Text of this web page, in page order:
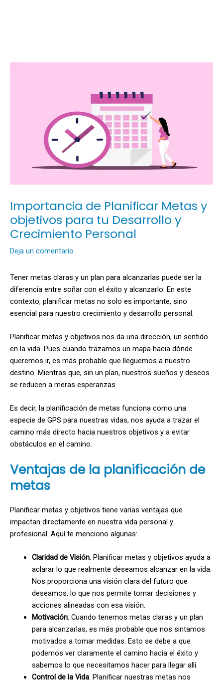
Importancia de Planificar Metas y
objetivos para tu Desarrollo y
Crecimiento Personal
Deja un comentario
Tener metas claras y un plan para alcanzarlas puede ser la
diferencia entre soñar con el éxito y alcanzarlo. En este
contexto, planificar metas no solo es importante, sino
esencial para nuestro crecimiento y desarrollo personal.
Planificar metas y objetivos nos da una dirección, un sentido
en la vida. Pues cuando trazamos un mapa hacia dónde
queremos ir, es más probable que lleguemos a nuestro
destino. Mientras que, sin un plan, nuestros sueños y deseos
se reducen a meras esperanzas.
Es decir, la planificación de metas funciona como una
especie de GPS para nuestras vidas, nos ayuda a trazar el
camino más directo hacia nuestros objetivos y a evitar
obstáculos en el camino.
Ventajas de la planificación de
metas
Planificar metas y objetivos tiene varias ventajas que
impactan directamente en nuestra vida personal y
profesional. Aquí te menciono algunas:
Claridad de Visión: Planificar metas y objetivos ayuda a
aclarar lo que realmente deseamos alcanzar en la vida.
Nos proporciona una visión clara del futuro que
deseamos, lo que nos permite tomar decisiones y
acciones alineadas con esa visión.
Motivación: Cuando tenemos metas claras y un plan
para alcanzarlas, es más probable que nos sintamos
motivados a tomar medidas. Esto se debe a que
podemos ver claramente el camino hacia el éxito y
sabemos lo que necesitamos hacer para llegar allí.
Control de la Vida: Planificar nuestras metas nos